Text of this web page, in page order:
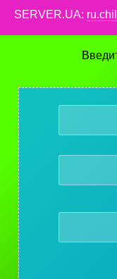
SERVER.UA: